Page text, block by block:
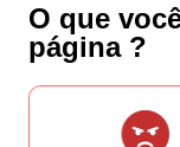
O que
página ?